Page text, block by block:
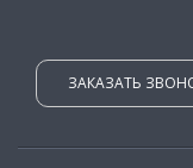
ЗАКАЗАТЬ